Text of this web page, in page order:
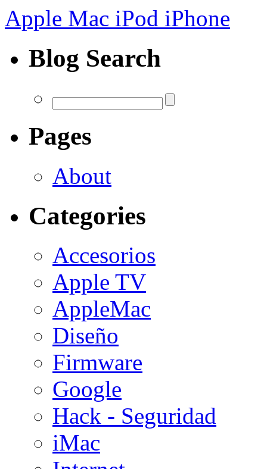
Apple Mac iPod iPhone
Blog Search
Pages
About
Categories
Accesorios
Apple TV
AppleMac
Diseño
Firmware
Google
Hack - Seguridad
iMac